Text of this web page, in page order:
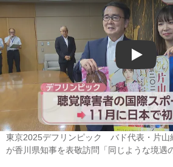
Play
東京2025デフリンピック バド代表・片山
が香川県知事を表敬訪問「同じような境遇